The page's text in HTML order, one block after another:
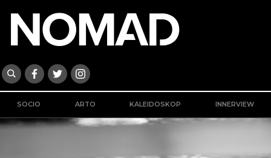
SOCIO ARTO KALEIDOSKOP INNERVIEW